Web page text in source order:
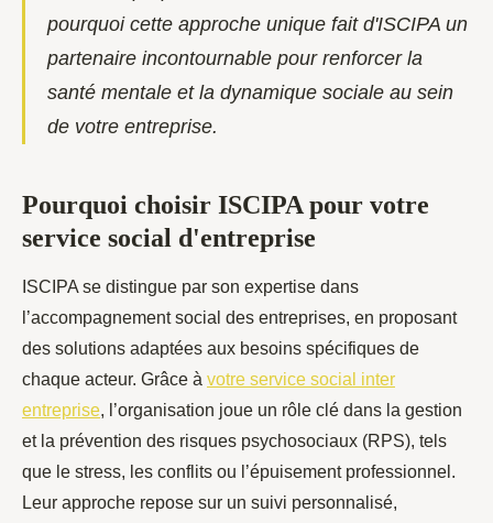
pourquoi cette approche unique fait d'ISCIPA un
partenaire incontournable pour renforcer la
santé mentale et la dynamique sociale au sein
de votre entreprise.
Pourquoi choisir ISCIPA pour votre
service social d'entreprise
ISCIPA se distingue par son expertise dans
l’accompagnement social des entreprises, en proposant
des solutions adaptées aux besoins spécifiques de
chaque acteur. Grâce à votre service social inter
entreprise, l’organisation joue un rôle clé dans la gestion
et la prévention des risques psychosociaux (RPS), tels
que le stress, les conflits ou l’épuisement professionnel.
Leur approche repose sur un suivi personnalisé,